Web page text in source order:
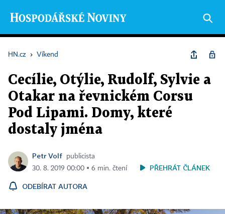
HN.cz › Víkend
Cecílie, Otýlie, Rudolf, Sylvie a
Otakar na řevnickém Corsu
Pod Lipami. Domy, které
dostaly jména
Petr Volf
publicista
30. 8. 2019 00:00 ▪ 6 min. čtení
PŘEHRÁT ČLÁNEK
ODEBÍRAT AUTORA